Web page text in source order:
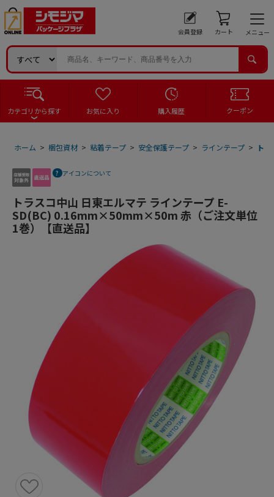
会員登録 カート メニュー
カテゴリから探す お気に入り 購入履歴 クーポン
ホーム > 梱包資材 > 粘着テープ > 安全保護テープ > ラインテープ > ト
アイコンについて
トラスコ中山 日東エルマテ ラインテープ E-
SD(BC) 0.16mm×50mm×50m 赤（ご注文単位
1巻）【直送品】